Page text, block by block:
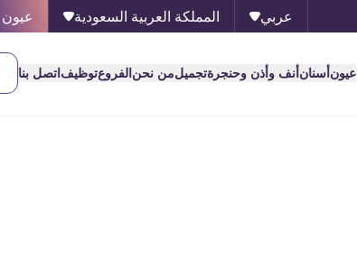
عربي المملكة العربية السعودية عيون
عيونأسنانأنف وأذن وحنجرةتجميلمن نحنالفروعتوظيفاتصل بنا